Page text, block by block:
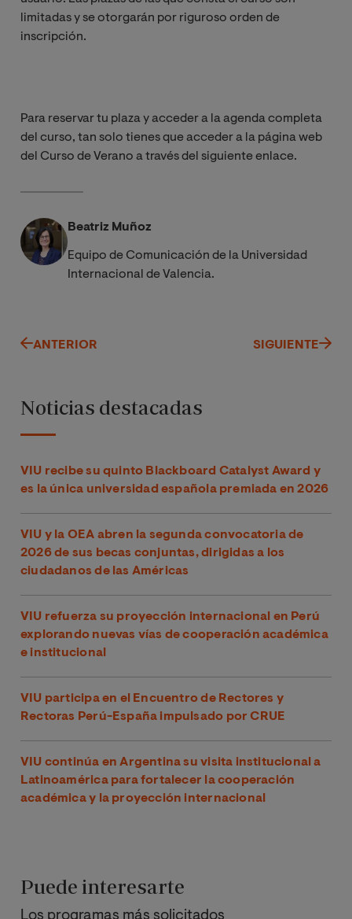
limitadas y se otorgarán por riguroso orden de
inscripción.
Para reservar tu plaza y acceder a la agenda completa
del curso, tan solo tienes que acceder a la página web
del Curso de Verano a través del siguiente enlace.
Beatriz Muñoz
Equipo de Comunicación de la Universidad
Internacional de Valencia.
ANTERIOR SIGUIENTE
Noticias destacadas
VIU recibe su quinto Blackboard Catalyst Award y
es la única universidad española premiada en 2026
VIU y la OEA abren la segunda convocatoria de
2026 de sus becas conjuntas, dirigidas a los
ciudadanos de las Américas
VIU refuerza su proyección internacional en Perú
explorando nuevas vías de cooperación académica
e institucional
VIU participa en el Encuentro de Rectores y
Rectoras Perú-España impulsado por CRUE
VIU continúa en Argentina su visita institucional a
Latinoamérica para fortalecer la cooperación
académica y la proyección internacional
Puede interesarte